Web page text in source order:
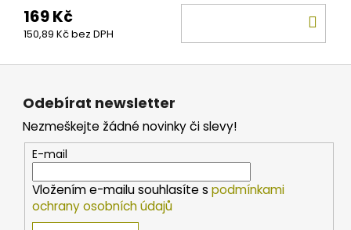
169 Kč
150,89 Kč bez DPH
Odebírat newsletter
Nezmeškejte žádné novinky či slevy!
E-mail
Vložením e-mailu souhlasíte s podmínkami
ochrany osobních údajů